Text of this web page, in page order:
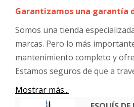
Garantizamos una garantía
Somos una tienda
marcas. Pero lo más
mantenimiento completo y
Estamos seguros de que a
Mostrar más...